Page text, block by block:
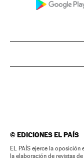
©EDICIONES EL PAÍS
EL PAÍS ejerce la oposición
la elaboración de revistas